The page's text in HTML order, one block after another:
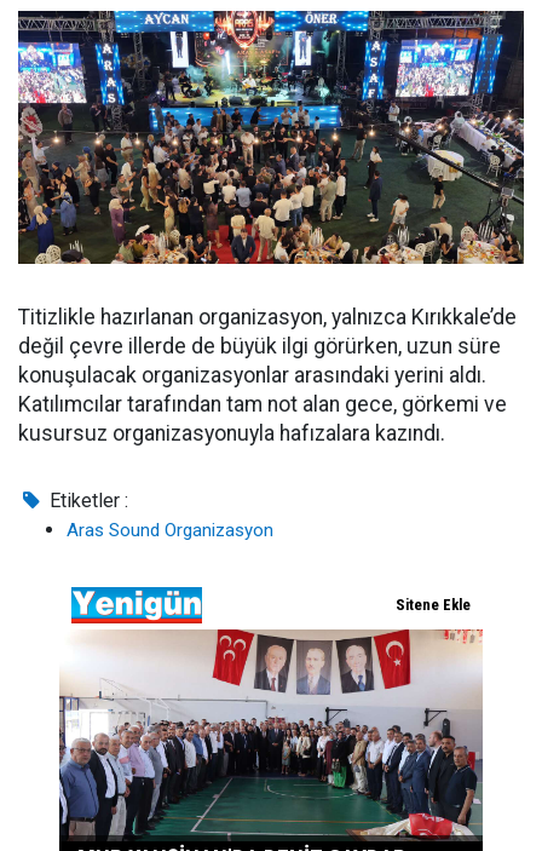
Titizlikle hazırlanan organizasyon, yalnızca Kırıkkale’de
değil çevre illerde de büyük ilgi görürken, uzun süre
konuşulacak organizasyonlar arasındaki yerini aldı.
Katılımcılar tarafından tam not alan gece, görkemi ve
kusursuz organizasyonuyla hafızalara kazındı.
Etiketler :
Aras Sound Organizasyon